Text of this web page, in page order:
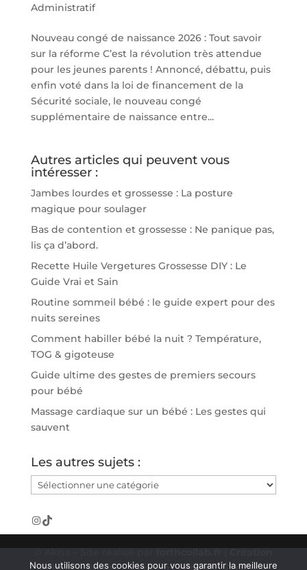
Administratif
Nouveau congé de naissance 2026 : Tout savoir
sur la réforme C’est la révolution très attendue
pour les jeunes parents ! Annoncé, débattu, puis
enfin voté dans la loi de financement de la
Sécurité sociale, le nouveau congé
supplémentaire de naissance entre...
Autres articles qui peuvent vous
intéresser :
Jambes lourdes et grossesse : La posture
magique pour soulager
Bas de contention et grossesse : Ne panique pas,
lis ça d’abord.
Recette Huile Vergetures Grossesse DIY : Le
Guide Vrai et Sain
Routine sommeil bébé : le guide expert pour des
nuits sereines
Comment habiller bébé la nuit ? Température,
TOG & gigoteuse
Guide ultime des gestes de premiers secours
pour bébé
Massage cardiaque sur un bébé : Les gestes qui
sauvent
Les autres sujets :
Les
autres
sujets
Instagram
TikTok
Nous utilisons des cookies pour vous garantir la meilleure